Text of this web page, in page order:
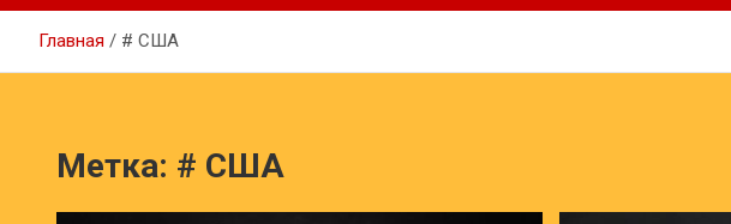
Главная # США
Метка: # США